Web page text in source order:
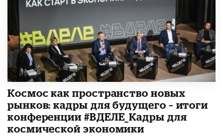
Космос как пространство новых
рынков: кадры для будущего – итоги
конференции #ВДЕЛЕ_Кадры для
космической экономики